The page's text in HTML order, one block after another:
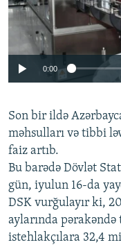
Auto
No media
0:00
Son bir ildə
məhsulları və tibbi
faiz artıb.
Bu barədə Dövlət
gün, iyulun 16-da
DSK vurğulayır ki,
aylarında pərakəndə
istehlakçılara 32,4